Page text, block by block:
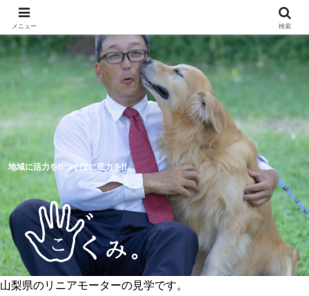
地域に活力を!!つくばに底力を!!
5つのつくば市の未来予想図
山梨県のリニアモーターの見学です。
メニュー 検索